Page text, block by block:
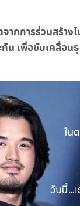
จากการร่วมสร้า
น เพื่อขับเคลื่อน